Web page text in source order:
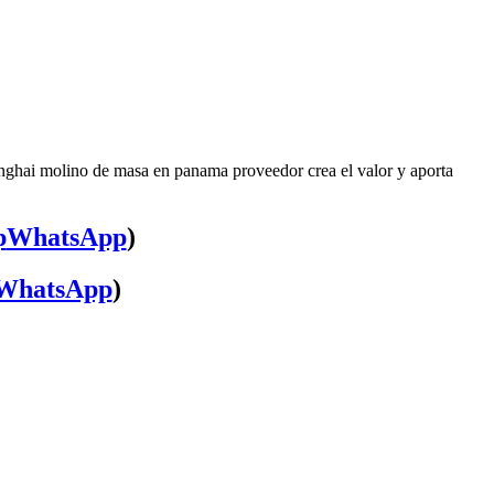
molino de masa en panama proveedor crea el valor y aporta
WhatsApp)
)